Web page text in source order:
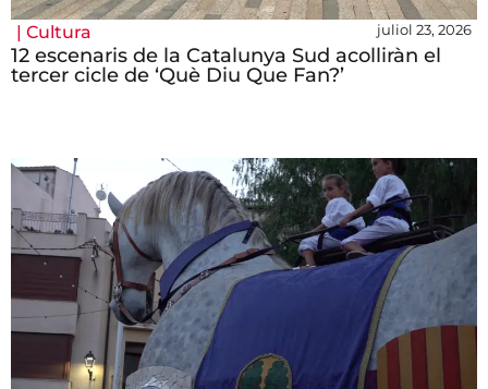
| Cultura juliol 23, 2026
12 escenaris de la Catalunya Sud acolliràn el
tercer cicle de ‘Què Diu Que Fan?’